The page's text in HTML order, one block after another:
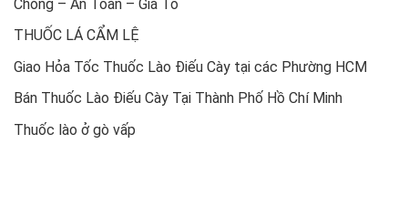
Chóng – An Toàn – Giá Tố
THUỐC LÁ CẨM LỆ
Giao Hỏa Tốc Thuốc Lào Điếu Cày tại các Phường HCM
Bán Thuốc Lào Điếu Cày Tại Thành Phố Hồ Chí Minh
Thuốc lào ở gò vấp